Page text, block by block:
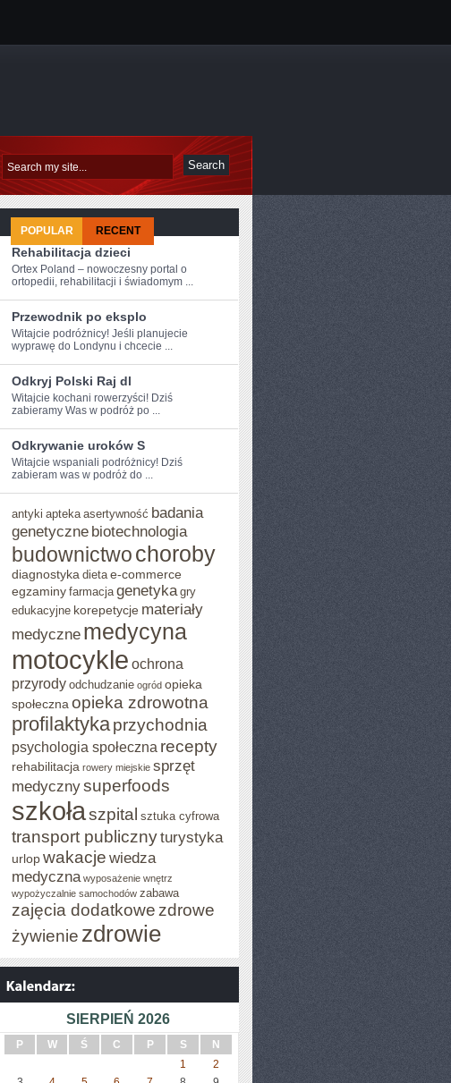
POPULAR RECENT
Rehabilitacja dzieci
Ortex Poland – nowoczesny portal o
ortopedii, rehabilitacji i świadomym ...
Przewodnik po eksplo
Witajcie ⁤podróżnicy! Jeśli ‍planujecie
wyprawę do Londynu i chcecie ...
Odkryj Polski Raj dl
Witajcie kochani rowerzyści! Dziś
zabieramy Was w podróż po ...
Odkrywanie uroków S
Witajcie ⁢wspaniali podróżnicy! Dziś⁢
zabieram was w‌ podróż ⁣do ...
antyki apteka asertywność badania
genetyczne biotechnologia
budownictwochoroby
diagnostyka dieta e-commerce
egzaminy farmacja genetyka gry
edukacyjne korepetycje materiały
medyczne medycyna
motocykle ochrona
przyrody odchudzanie ogród opieka
społeczna opieka zdrowotna
profilaktykaprzychodnia
psychologia społeczna recepty
rehabilitacja rowery miejskie sprzęt
medycznysuperfoods
szkołaszpital sztuka cyfrowa
transport publicznyturystyka
urlopwakacje wiedza
medyczna wyposażenie wnętrz
wypożyczalnie samochodów zabawa
zajęcia dodatkowe zdrowe
żywienie zdrowie
SIERPIEŃ 2026
P W Ś C P S
N
1
2